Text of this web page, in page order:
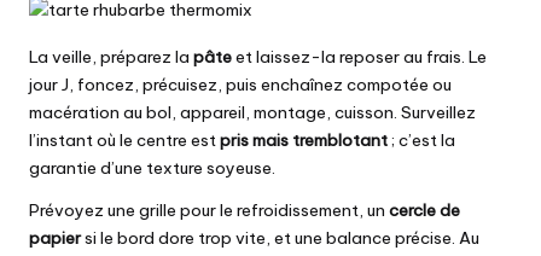
La veille, préparez la pâteet laissez-la reposer au frais. Le
jour J, foncez, précuisez, puis enchaînez compotée ou
macération au bol, appareil, montage, cuisson. Surveillez
l’instant où le centre estpris mais tremblotant; c’est la
garantie d’une texture soyeuse.
Prévoyez une grille pour le refroidissement, un cercle de
papiersi le bord dore trop vite, et une balance précise. Au